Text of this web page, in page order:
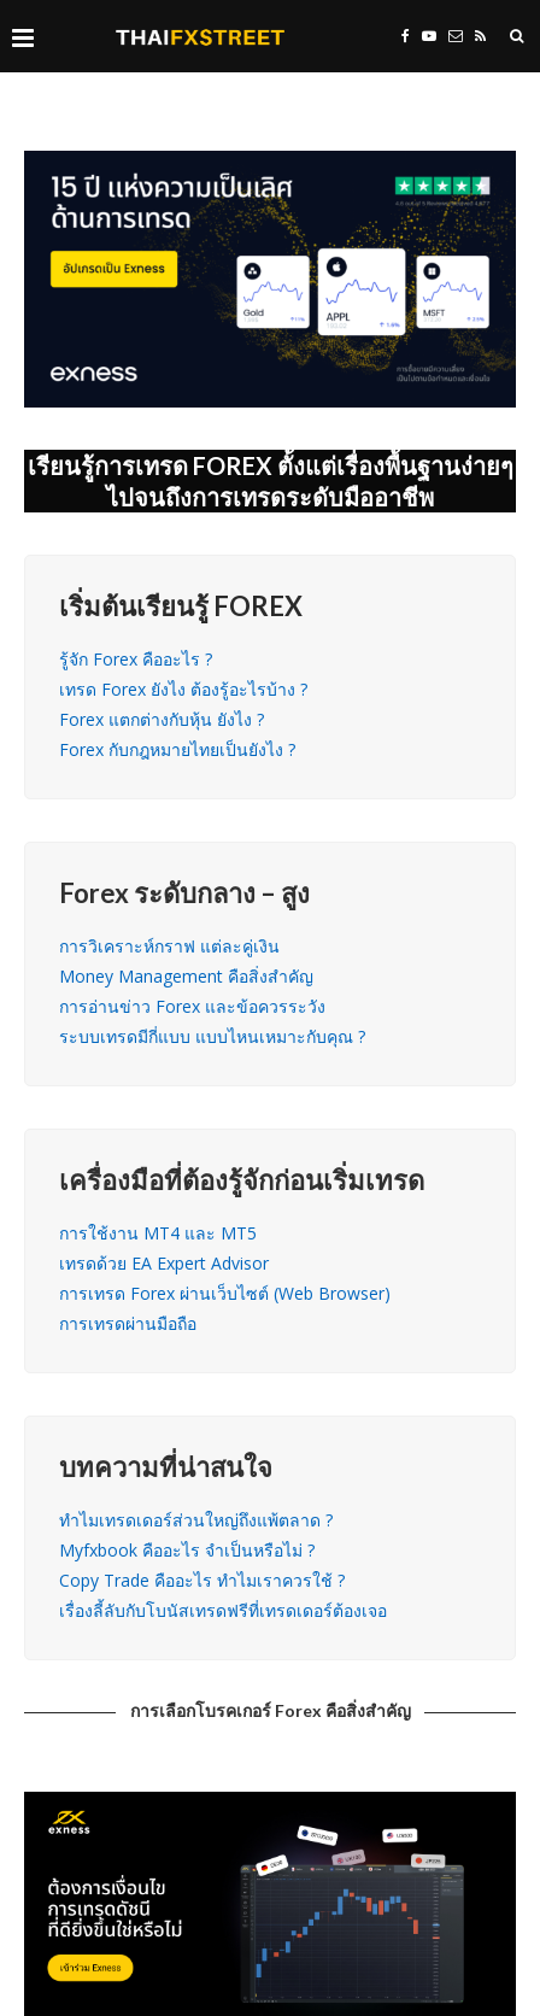
เรียนรู้การเทรด FOREX ตั้งแต่เรื่องพื้นฐานง่ายๆ
ไปจนถึงการเทรดระดับมืออาชีพ
เริ่มต้นเรียนรู้ FOREX
รู้จัก Forex คืออะไร ?
เทรด Forex ยังไง ต้องรู้อะไรบ้าง ?
Forex แตกต่างกับหุ้น ยังไง ?
Forex กับกฎหมายไทยเป็นยังไง ?
Forex ระดับกลาง – สูง
การวิเคราะห์กราฟ แต่ละคู่เงิน
Money Management คือสิ่งสำคัญ
การอ่านข่าว Forex และข้อควรระวัง
ระบบเทรดมีกี่แบบ แบบไหนเหมาะกับคุณ ?
เครื่องมือที่ต้องรู้จักก่อนเริ่มเทรด
การใช้งาน MT4 และ MT5
เทรดด้วย EA Expert Advisor
การเทรด Forex ผ่านเว็บไซต์ (Web Browser)
การเทรดผ่านมือถือ
บทความที่น่าสนใจ
ทำไมเทรดเดอร์ส่วนใหญ่ถึงแพ้ตลาด ?
Myfxbook คืออะไร จำเป็นหรือไม่ ?
Copy Trade คืออะไร ทำไมเราควรใช้ ?
เรื่องลี้ลับกับโบนัสเทรดฟรีที่เทรดเดอร์ต้องเจอ
การเลือกโบรคเกอร์ Forex คือสิ่งสำคัญ